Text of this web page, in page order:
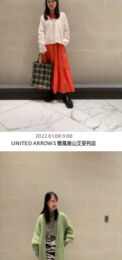
2022.01.08 0:00
UNITED ARROWS 微風南山艾妥列店